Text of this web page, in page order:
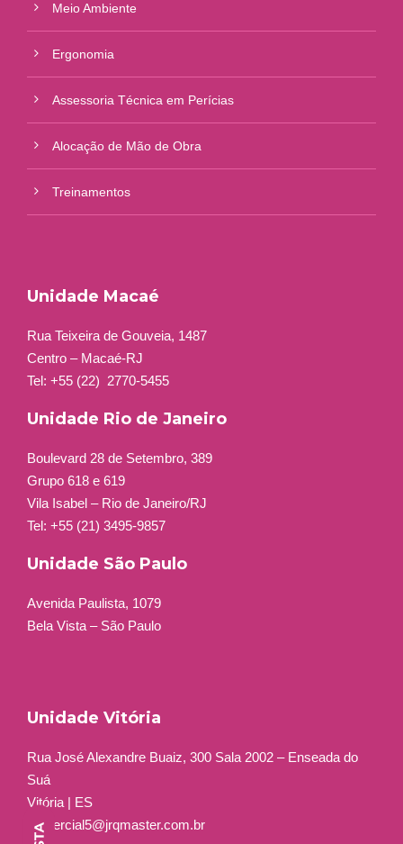
Meio Ambiente
Ergonomia
Assessoria Técnica em Perícias
Alocação de Mão de Obra
Treinamentos
Unidade Macaé
Rua Teixeira de Gouveia, 1487
Centro – Macaé-RJ
Tel: +55 (22) 2770-5455
Unidade Rio de Janeiro
Boulevard 28 de Setembro, 389
Grupo 618 e 619
Vila Isabel – Rio de Janeiro/RJ
Tel: +55 (21) 3495-9857
Unidade São Paulo
Avenida Paulista, 1079
Bela Vista – São Paulo
Unidade Vitória
Rua José Alexandre Buaiz, 300 Sala 2002 – Enseada do
Suá
Vitória | ES
comercial5@jrqmaster.com.br